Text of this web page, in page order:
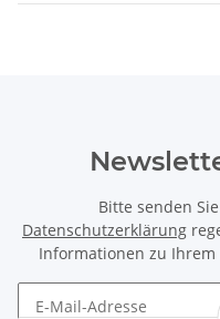
Bitte senden
Datenschutzerklärung
Informationen zu